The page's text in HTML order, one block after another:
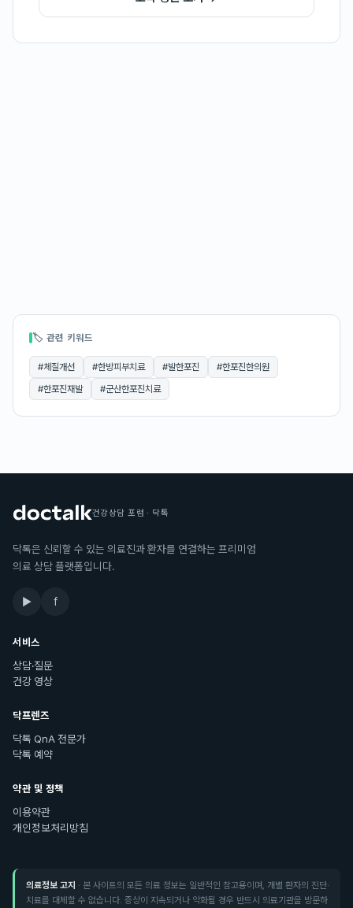
🏷 관련 키워드
#체질개선 #한방피부치료 #발한포진 #한포진한의원
#한포진재발 #군산한포진치료
건강상담 포럼 · 닥톡
닥톡은 신뢰할 수 있는 의료진과 환자를 연결하는 프리미엄
의료 상담 플랫폼입니다.
▶ f
서비스
상담·질문
건강 영상
닥프렌즈
닥톡 QnA 전문가
닥톡 예약
약관 및 정책
이용약관
개인정보처리방침
의료정보 고지 · 본 사이트의 모든 의료 정보는 일반적인 참고용이며, 개별 환자의 진단·
치료를 대체할 수 없습니다. 증상이 지속되거나 악화될 경우 반드시 의료기관을 방문하